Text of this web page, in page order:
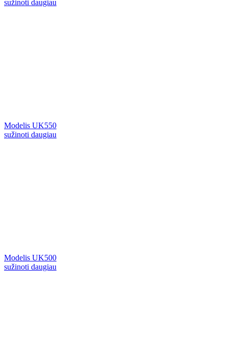
sužinoti daugiau
Modelis UK550
sužinoti daugiau
Modelis UK500
sužinoti daugiau